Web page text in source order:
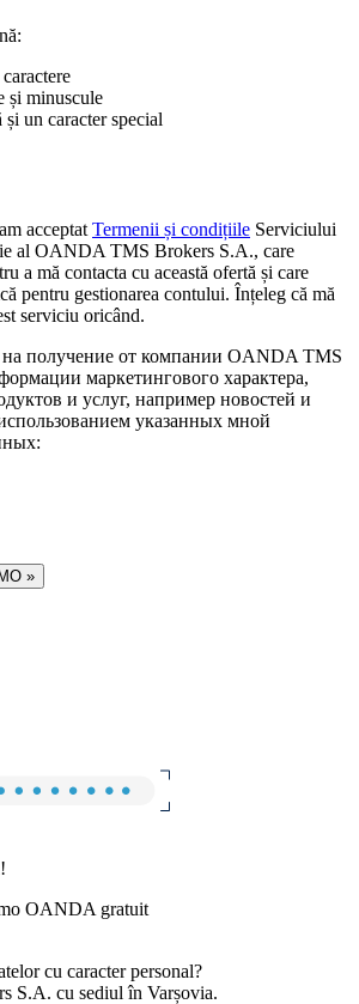
și minuscule
un caracter special
acceptat Termenii și condițiile Serviciului
al OANDA TMS Brokers S.A., care
a mă contacta cu această ofertă și care
pentru gestionarea contului. Înțeleg că mă
serviciu oricând.
на получение от компании OANDA TMS
маркетингового характера,
и услуг, например новостей и
указанных мной
»
OANDA gratuit
cu caracter personal?
S.A. cu sediul în Varșovia.